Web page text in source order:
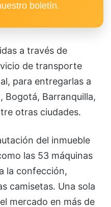
boletín.
a través de
de transporte
para entregarlas a
Bogotá, Barranquilla,
otras ciudades.
del inmueble
las 53 máquinas
la confección,
camisetas. Una sola
mercado en más de